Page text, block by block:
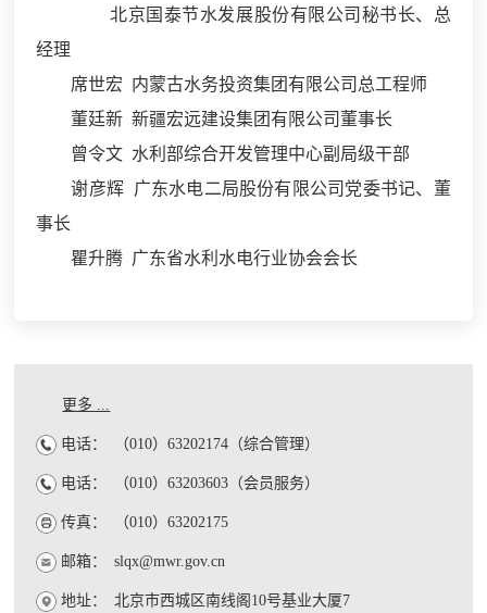
北京国泰节水发展股份有限公司秘书长、总
经理
席世宏 内蒙古水务投资集团有限公司总工程师
董廷新 新疆宏远建设集团有限公司董事长
曾令文 水利部综合开发管理中心副局级干部
谢彦辉 广东水电二局股份有限公司党委书记、董
事长
瞿升腾 广东省水利水电行业协会会长
更多 ...
电话： （010）63202174（综合管理）
电话： （010）63203603（会员服务）
传真： （010）63202175
邮箱： slqx@mwr.gov.cn
地址： 北京市西城区南线阁10号基业大厦7